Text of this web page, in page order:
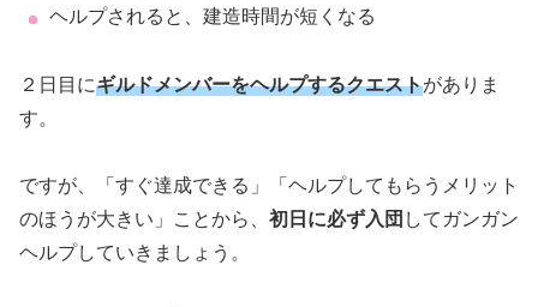
ヘルプされると、建造時間が短くなる
２日目にギルドメンバーをヘルプするクエストがありま
す。
ですが、「すぐ達成できる」「ヘルプしてもらうメリット
のほうが大きい」ことから、 初日に必ず入団 してガンガン
ヘルプしていきましょう。